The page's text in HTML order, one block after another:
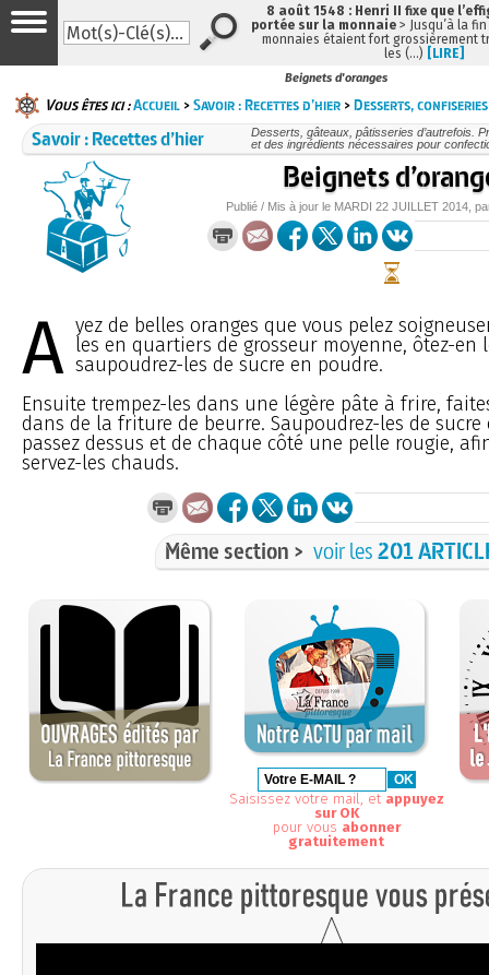
Beignets d'oranges
Vous êtes ici :Accueil >Savoir : Recettes d’hier >Desserts, confiseries
Savoir : Recettes d’hier
Desserts, gâteaux, pâtisseries d’autrefois.
et des ingrédients nécessaires pour
Beignets
Publié / Mis à jour le MARDI 22 JUILLET 2014 ,
A yez de belles oranges que vous pelez
les en quartiers de grosseur moyenne, ôtez-en
saupoudrez-les de sucre en poudre.
Ensuite trempez-les dans une légère pâte à frire,
dans de la friture de beurre. Saupoudrez-les de
passez dessus et de chaque côté une pelle rougie,
servez-les chauds.
Même section > voir les201
Saisissez votre mail, et appuyez
sur OK
pour vous abonner
gratuitement
8 août 1548 : Henri II fixe que
portée sur la monnaie > Jusqu’à la
monnaies étaient fort grossièrement
les (…) [LIRE]